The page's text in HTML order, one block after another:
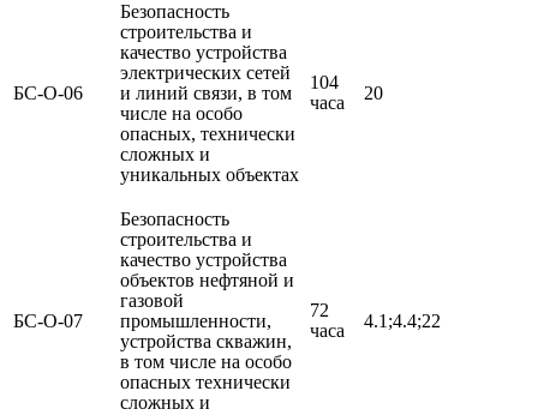
БС-О-06
Безопасность
строительства и
качество устройства
электрических сетей
и линий связи, в том
числе на особо
опасных, технически
сложных и
уникальных объектах
104
часа
20
БС-О-07
Безопасность
строительства и
качество устройства
объектов нефтяной и
газовой
промышленности,
устройства скважин,
в том числе на особо
опасных технически
сложных и
72
часа
4.1;4.4;22